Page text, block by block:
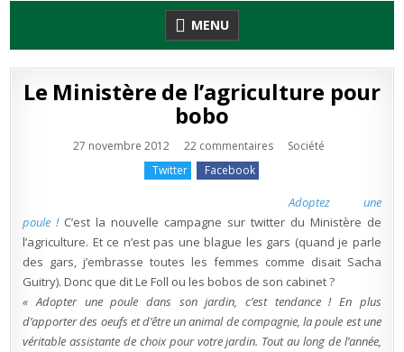
MENU
Le Ministère de l’agriculture pour
bobo
27 novembre 2012 22 commentairessur
pour
bobo
Publié
Société
Twitter
Facebook
Adoptez une
poule ! C’est la nouvelle campagne sur twitter du Ministère de
l’agriculture. Et ce n’est pas une blague les gars (quand je parle
des gars, j’embrasse toutes les femmes comme disait Sacha
Guitry). Donc que dit Le Foll ou les bobos de son cabinet ?
« Adopter une poule dans son jardin, c’est tendance ! En plus
d’apporter des oeufs et d’être un animal de compagnie, la poule est une
véritable assistante de choix pour votre jardin. Tout au long de l’année,